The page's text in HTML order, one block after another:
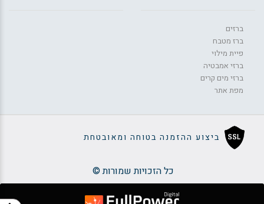
ברזים
ברז מטבח
פיית מילוי
ברזי אמבטיה
ברזי מים קרים
מפת אתר
ביצוע ההזמנה בטוחה ומאובטחת
כל הזכויות שמורות ©